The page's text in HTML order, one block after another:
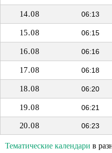
14.08 06:13
15.08 06:15
16.08 06:16
17.08 06:18
18.08 06:20
19.08 06:21
20.08 06:23
Тематические календари в